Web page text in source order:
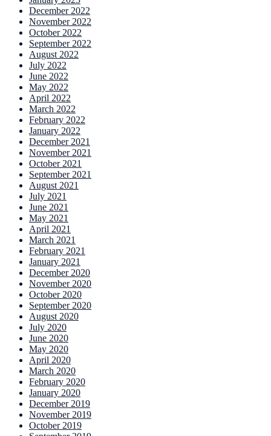
December 2022
November 2022
October 2022
September 2022
August 2022
July 2022
June 2022
May 2022
April 2022
March 2022
February 2022
January 2022
December 2021
November 2021
October 2021
September 2021
August 2021
July 2021
June 2021
May 2021
April 2021
March 2021
February 2021
January 2021
December 2020
November 2020
October 2020
September 2020
August 2020
July 2020
June 2020
May 2020
April 2020
March 2020
February 2020
January 2020
December 2019
November 2019
October 2019